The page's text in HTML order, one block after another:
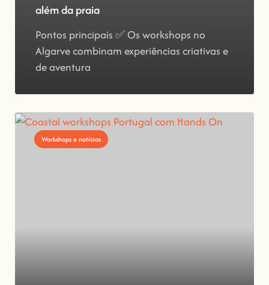
além da praia
Pontos principais ✅ Os workshops no
Algarve combinam experiências criativas e
de aventura
Workshops e notícias